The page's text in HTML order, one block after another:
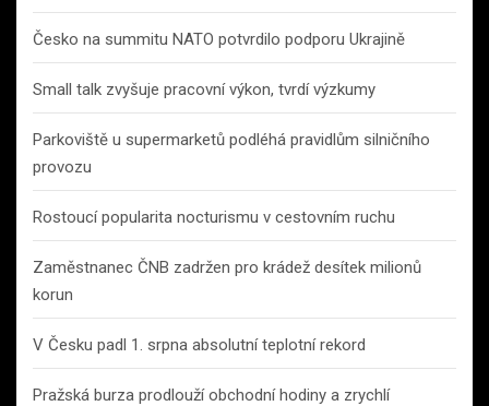
Česko na summitu NATO potvrdilo podporu Ukrajině
Small talk zvyšuje pracovní výkon, tvrdí výzkumy
Parkoviště u supermarketů podléhá pravidlům silničního
provozu
Rostoucí popularita nocturismu v cestovním ruchu
Zaměstnanec ČNB zadržen pro krádež desítek milionů
korun
V Česku padl 1. srpna absolutní teplotní rekord
Pražská burza prodlouží obchodní hodiny a zrychlí